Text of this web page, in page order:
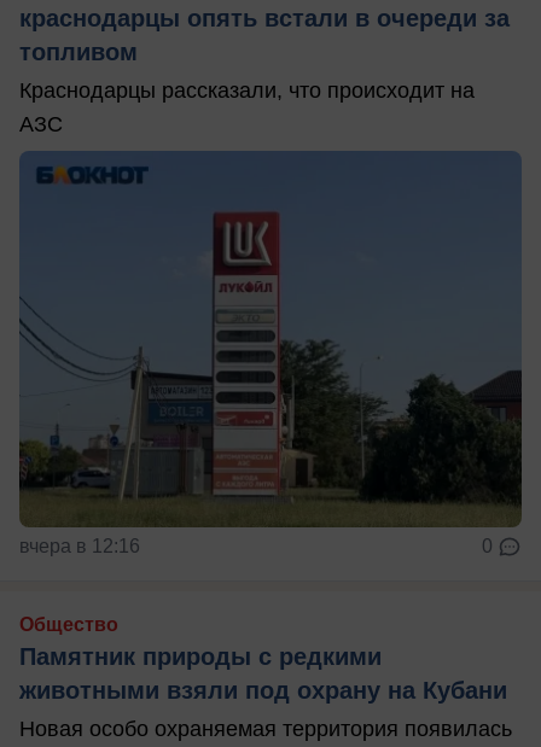
краснодарцы опять встали в очереди за
топливом
Краснодарцы рассказали, что происходит на
АЗС
вчера в 12:16 0
Общество
Памятник природы с редкими
животными взяли под охрану на Кубани
Новая особо охраняемая территория появилась